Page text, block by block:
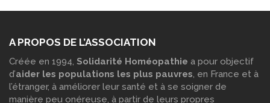
A PROPOS DE L’ASSOCIATION
Créée en 1994, Solidarité Homéopathie a pour objectif
d’aider les populations les plus pauvres , en France et à
l’étranger, à améliorer leur santé et à se soigner de
manière peu onéreuse, à partir de leurs propres